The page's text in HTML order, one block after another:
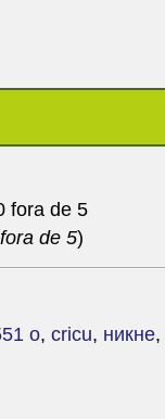
de 5)
o, cricu, никне,